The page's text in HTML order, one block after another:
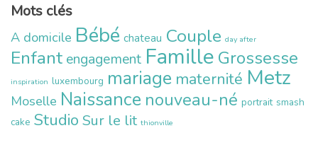
Mots clés
A domicile Bébé chateau Couple day after
Enfant engagement Famille Grossesse
inspiration luxembourg mariage maternité Metz
Moselle Naissance nouveau-né portrait smash
cake Studio Sur le lit thionville